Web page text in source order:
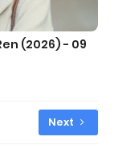
(2026) - 09
Next